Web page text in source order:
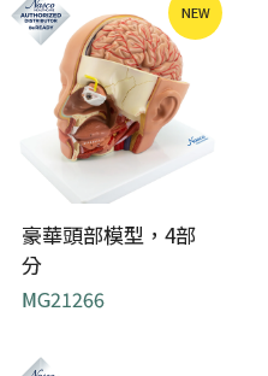
NEW
豪華頭部模型，4部
分
MG21266